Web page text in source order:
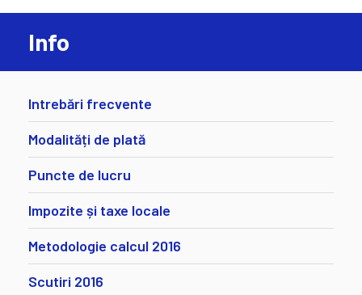
Info
Intrebări frecvente
Modalități de plată
Puncte de lucru
Impozite și taxe locale
Metodologie calcul 2016
Scutiri 2016